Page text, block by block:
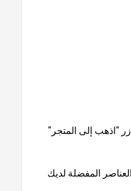
"اذهب إلى المتجر"
المفضلة لديك